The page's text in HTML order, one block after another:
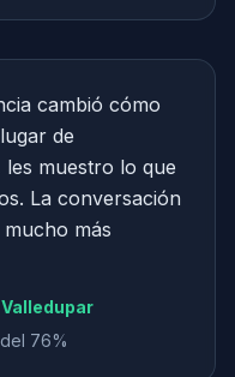
cambió cómo
de
muestro lo que
La conversación
más
76%